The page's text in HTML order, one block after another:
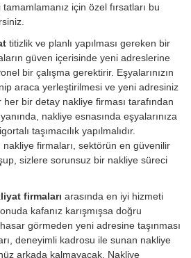
için özel fırsatları bu
titizlik ve planlı yapılması gereken bir
güven içerisinde yeni adreslerine
bir çalışma gerektirir. Eşyalarınızın
araca yerleştirilmesi ve yeni adresiniz
her bir detay nakliye firması tarafından
nakliye esnasında eşyalarınıza
taşımacılık yapılmalıdır.
firmaları, sektörün en güvenilir
sizlere sorunsuz bir nakliye süreci
firmaları arasında en iyi hizmeti
kafanız karışmışsa doğru
görmeden yeni adresine taşınması
deneyimli kadrosu ile sunan nakliye
arkada kalmayacak. Nakliye